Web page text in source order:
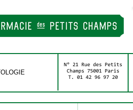
N° 21 Rue des Petits
Champs 75001 Paris
T. 01 42 96 97 20